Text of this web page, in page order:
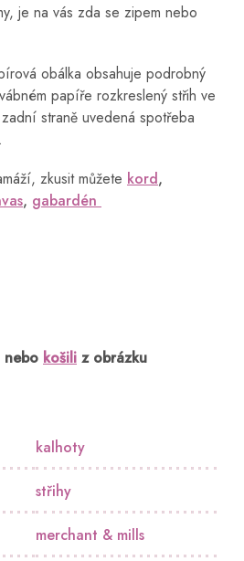
je na vás zda se zipem nebo
obálka obsahuje podrobný
papíře rozkreslený střih ve
straně uvedená spotřeba
zkusit můžete kord,
, gabardén
nebo košili z obrázku
kalhoty
střihy
merchant & mills